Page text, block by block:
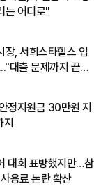
는 어디로"
장, 서희스타힐스 입
대출 문제까지 끝까
정지원금 30만원 지
대회 표방했지만…참
용료 논란 확산